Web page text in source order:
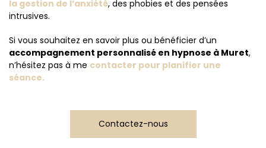
la gestion de l’anxiété, des phobies et des pensées
intrusives.
Si vous souhaitez en savoir plus ou bénéficier d’un
accompagnement personnalisé en hypnose à Muret,
n’hésitez pas à me contacter pour planifier une
séance.
Contactez-nous